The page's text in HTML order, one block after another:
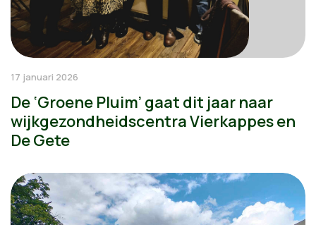
17 januari 2026
De ‘Groene Pluim’ gaat dit jaar naar
wijkgezondheidscentra Vierkappes en
De Gete